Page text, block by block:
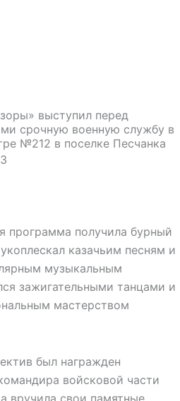
выступил перед
срочную военную службу в
№212 в поселке Песчанка
программа получила бурный
казачьим песням и
музыкальным
зажигательными танцами и
мастерством
был награжден
войсковой части
вручила свои памятные